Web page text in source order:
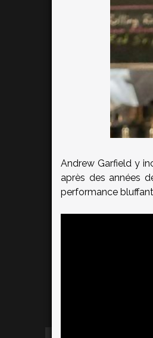
Andrew Garfield y
après des années
performance